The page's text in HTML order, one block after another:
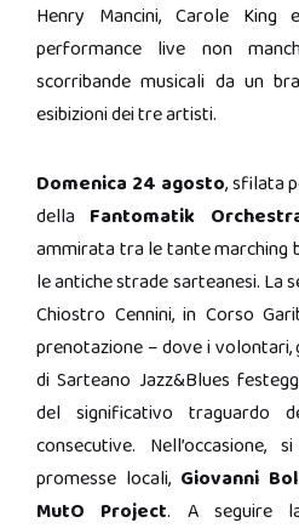
Henry Mancini, Carole King
performance live non
scorribande musicali da un
esibizioni dei tre artisti.
Domenica 24 agosto, sfilata
della Fantomatik
ammirata tra le tante marching
le antiche strade sarteanesi. La
Chiostro Cennini, in Corso
prenotazione – dove i
di Sarteano Jazz&Blues
del significativo traguardo
consecutive. Nell’occasione,
promesse locali, Giovanni
MutO Project. A seguire